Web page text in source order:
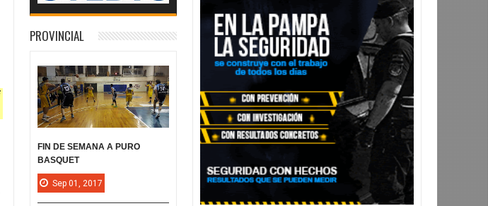
PROVINCIAL
FIN DE SEMANA A PURO
BASQUET
Sep 01, 2017